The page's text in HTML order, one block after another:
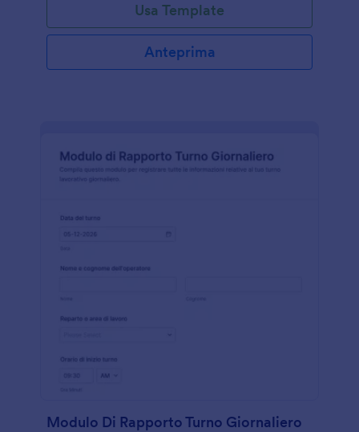
Usa Template
Anteprima
Modulo Di Rapporto Turno Giornaliero